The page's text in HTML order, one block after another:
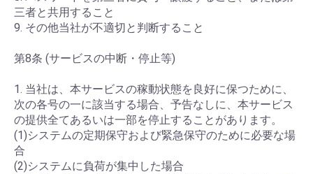
三者と共用すること
9. その他当社が不適切と判断すること
第8条 (サービスの中断・停止等)
1. 当社は、本サービスの稼動状態を良好に保つために、
次の各号の一に該当する場合、予告なしに、本サービス
の提供全てあるいは一部を停止することがあります。
(1)システムの定期保守および緊急保守のために必要な場
合
(2)システムに負荷が集中した場合